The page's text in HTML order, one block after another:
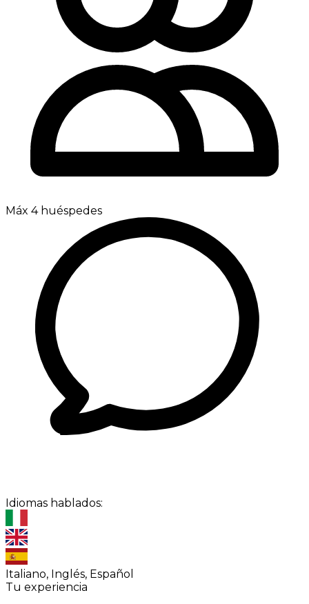
Máx 4 huéspedes
Idiomas hablados:
Italiano, Inglés, Español
Tu experiencia